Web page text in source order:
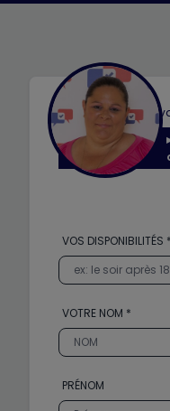
◆ 0768418235 ◆
VOS DISPONIBILITÉS *
VOTRE NOM *
PRÉNOM